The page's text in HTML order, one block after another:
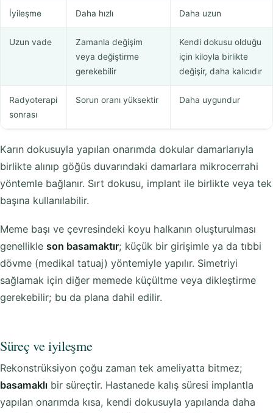
İyileşme Daha hızlı Daha uzun
Uzun vade
Zamanla değişim
veya değiştirme
gerekebilir
Kendi dokusu olduğu
için kiloyla birlikte
değişir, daha kalıcıdır
Radyoterapi
sonrası
Sorun oranı yüksektir Daha uygundur
Karın dokusuyla yapılan onarımda dokular damarlarıyla
birlikte alınıp göğüs duvarındaki damarlara mikrocerrahi
yöntemle bağlanır. Sırt dokusu, implant ile birlikte veya tek
başına kullanılabilir.
Meme başı ve çevresindeki koyu halkanın oluşturulması
genellikle son basamaktır; küçük bir girişimle ya da tıbbi
dövme (medikal tatuaj) yöntemiyle yapılır. Simetriyi
sağlamak için diğer memede küçültme veya dikleştirme
gerekebilir; bu da plana dahil edilir.
Süreç ve iyileşme
Rekonstrüksiyon çoğu zaman tek ameliyatta bitmez;
basamaklı bir süreçtir. Hastanede kalış süresi implantla
yapılan onarımda kısa, kendi dokusuyla yapılanda daha